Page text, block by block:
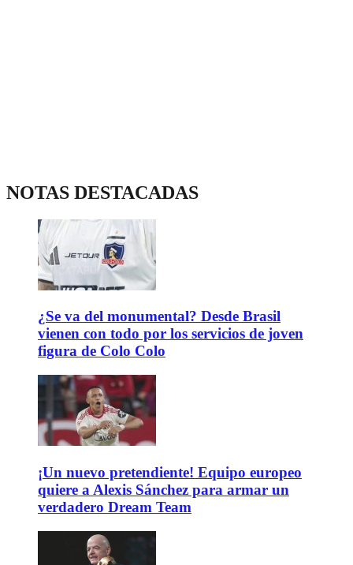
NOTAS DESTACADAS
¿Se va del monumental? Desde Brasil
vienen con todo por los servicios de joven
figura de Colo Colo
¡Un nuevo pretendiente! Equipo europeo
quiere a Alexis Sánchez para armar un
verdadero Dream Team